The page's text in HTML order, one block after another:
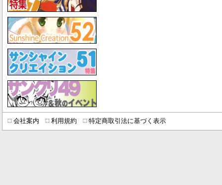
会社案内 利用規約 特定商取引法に基づく表示